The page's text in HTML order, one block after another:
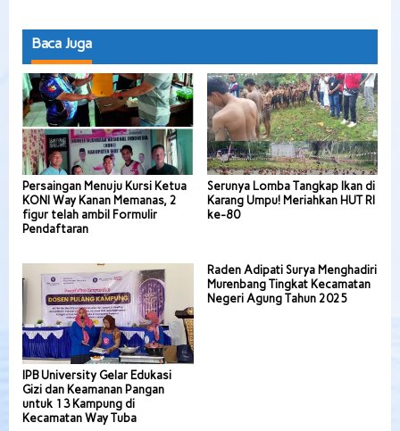
Baca Juga
Persaingan Menuju Kursi Ketua
KONI Way Kanan Memanas, 2
figur telah ambil Formulir
Pendaftaran
Serunya Lomba Tangkap Ikan di
Karang Umpu! Meriahkan HUT RI
ke-80
IPB University Gelar Edukasi
Gizi dan Keamanan Pangan
untuk 13 Kampung di
Kecamatan Way Tuba
Raden Adipati Surya Menghadiri
Murenbang Tingkat Kecamatan
Negeri Agung Tahun 2025